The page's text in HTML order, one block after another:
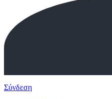
Σύνδεση